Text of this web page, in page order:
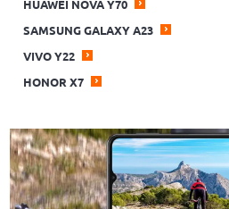
HUAWEI NOVA Y70
SAMSUNG GALAXY A23
VIVO Y22
HONOR X7